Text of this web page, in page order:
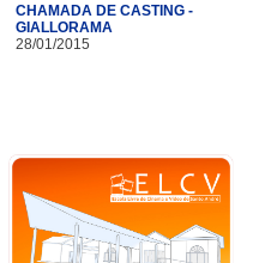
CHAMADA DE CASTING -
GIALLORAMA
28/01/2015